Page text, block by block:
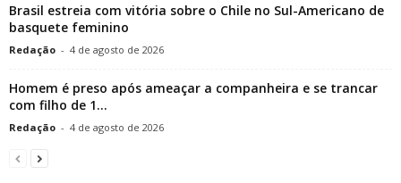
Brasil estreia com vitória sobre o Chile no Sul-Americano de
basquete feminino
Redação - 4 de agosto de 2026
Homem é preso após ameaçar a companheira e se trancar
com filho de 1...
Redação - 4 de agosto de 2026